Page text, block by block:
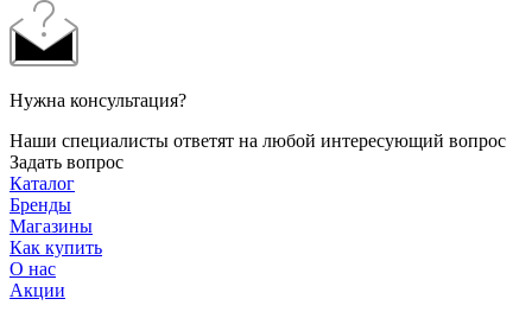
Нужна консультация?
Наши специалисты ответят на любой интересующий вопрос
Задать вопрос
Каталог
Бренды
Магазины
Как купить
О нас
Акции